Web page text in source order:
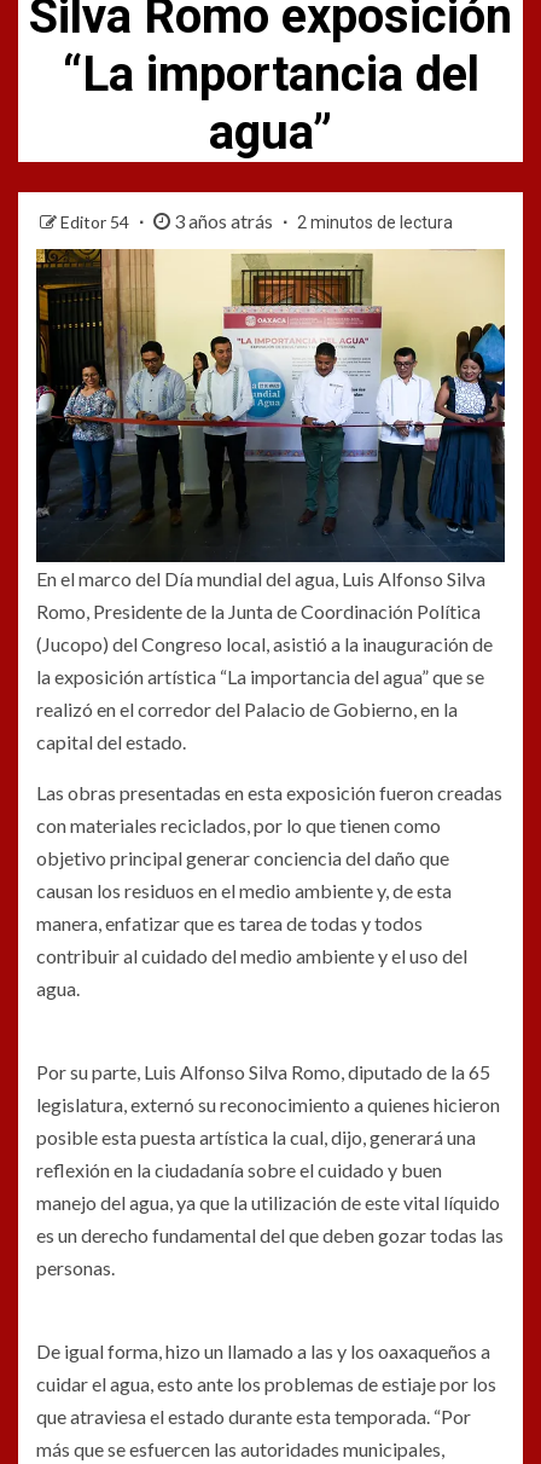
Silva Romo exposición
“La importancia del
agua”
Editor 54 3 años atrás 2 minutos de lectura
En el marco del Día mundial del agua, Luis Alfonso Silva
Romo, Presidente de la Junta de Coordinación Política
(Jucopo) del Congreso local, asistió a la inauguración de
la exposición artística “La importancia del agua” que se
realizó en el corredor del Palacio de Gobierno, en la
capital del estado.
Las obras presentadas en esta exposición fueron creadas
con materiales reciclados, por lo que tienen como
objetivo principal generar conciencia del daño que
causan los residuos en el medio ambiente y, de esta
manera, enfatizar que es tarea de todas y todos
contribuir al cuidado del medio ambiente y el uso del
agua.
Por su parte, Luis Alfonso Silva Romo, diputado de la 65
legislatura, externó su reconocimiento a quienes hicieron
posible esta puesta artística la cual, dijo, generará una
reflexión en la ciudadanía sobre el cuidado y buen
manejo del agua, ya que la utilización de este vital líquido
es un derecho fundamental del que deben gozar todas las
personas.
De igual forma, hizo un llamado a las y los oaxaqueños a
cuidar el agua, esto ante los problemas de estiaje por los
que atraviesa el estado durante esta temporada. “Por
más que se esfuercen las autoridades municipales,